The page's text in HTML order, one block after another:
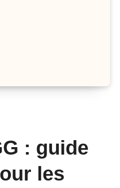
: guide
les